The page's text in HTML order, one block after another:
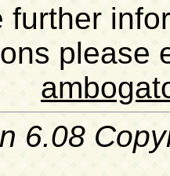
further
please
6.08